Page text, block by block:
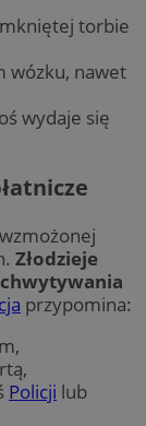
torbie
wózku, nawet
wydaje się
Złodzieje
przypomina:
Policji lub